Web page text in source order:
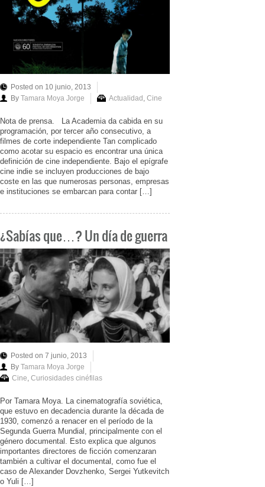
Posted on 10 junio, 2013
By Tamara Moya Jorge Actualidad Cine
Nota de prensa. La Academia da cabida en su
programación, por tercer año consecutivo, a
filmes de corte independiente Tan complicado
como acotar su espacio es encontrar una única
definición de cine independiente. Bajo el epígrafe
cine indie se incluyen producciones de bajo
coste en las que numerosas personas, empresas
e instituciones se embarcan para contar […]
¿Sabías que…? Un día de guerra
Posted on 7 junio, 2013
By Tamara Moya Jorge
Cine, Curiosidades cinéfilas
Por Tamara Moya. La cinematografía soviética,
que estuvo en decadencia durante la década de
1930, comenzó a renacer en el período de la
Segunda Guerra Mundial, principalmente con el
género documental. Esto explica que algunos
importantes directores de ficción comenzaran
también a cultivar el documental, como fue el
caso de Alexander Dovzhenko, Sergei Yutkevitch
o Yuli […]